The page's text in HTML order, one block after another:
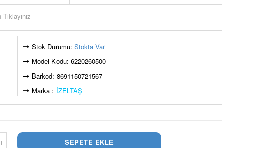
Stok Durumu: Stokta Var
Model Kodu: 6220260500
Barkod: 8691150721567
Marka : İZELTAŞ
+